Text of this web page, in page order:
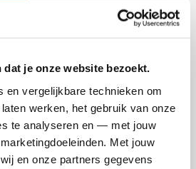
dat je onze website bezoekt.
en vergelijkbare technieken om
werken, het gebruik van onze
te analyseren en — met jouw
Met jouw
en onze partners gegevens